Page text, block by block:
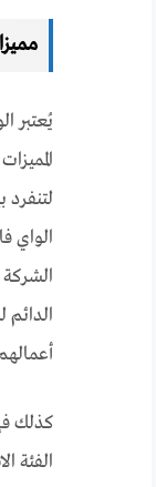
يُعتبر
الواي
الدائم
كذلك
الفئة